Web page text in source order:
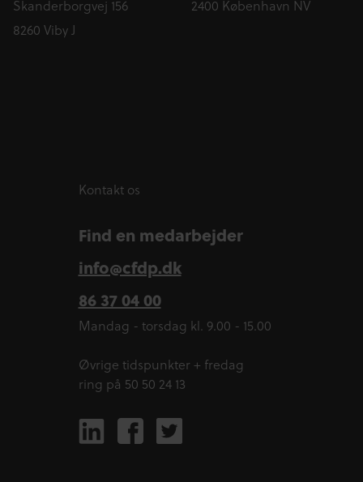
Skanderborgvej 156
8260 Viby J
2400 København NV
Kontakt os
Find en medarbejder
info@cfdp.dk
86 37 04 00
Mandag - torsdag kl. 9.00 - 15.00
Øvrige tidspunkter + fredag
ring på 50 50 24 13